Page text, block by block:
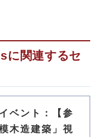
に関連するセ
ベント：【参
木造建築」視